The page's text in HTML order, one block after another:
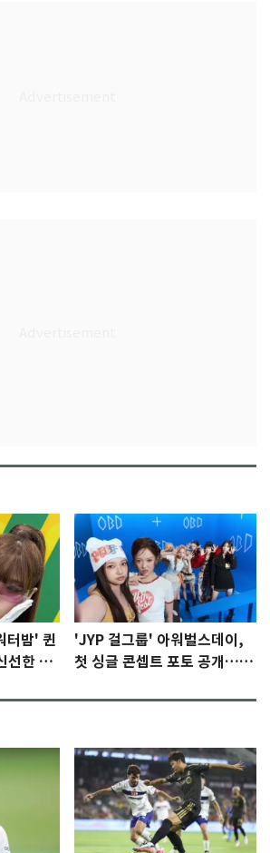
터밤' 퀸
선한 충
'JYP 걸그룹' 아워벌스데이,
첫 싱글 콘셉트 포토 공개…청